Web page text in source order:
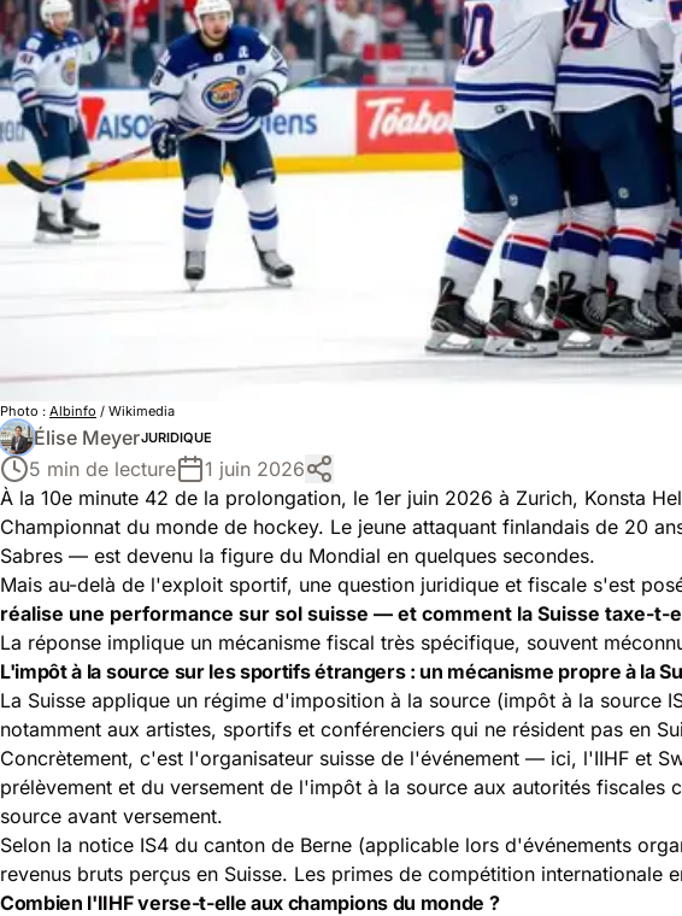
Photo : Albinfo / Wikimedia
Élise MeyerJURIDIQUE
5 min de lecture
1 juin 2026
À la 10e minute 42 de la prolongation, le 1er juin 2026 à Zurich, Konsta
Championnat du monde de hockey. Le jeune attaquant finlandais de 20
Sabres — est devenu la figure du Mondial en quelques secondes.
Mais au-delà de l'exploit sportif, une question juridique et fiscale s'est
réalise une performance sur sol suisse — et comment la Suisse taxe-t-
La réponse implique un mécanisme fiscal très spécifique, souvent
L'impôt à la source sur les sportifs étrangers : un mécanisme propre à la
La Suisse applique un régime d'imposition à la source (impôt à la source
notamment aux artistes, sportifs et conférenciers qui ne résident pas en
Concrètement, c'est l'organisateur suisse de l'événement — ici, l'IIHF et
prélèvement et du versement de l'impôt à la source aux autorités
source avant versement.
Selon la notice IS4 du canton de Berne (applicable lors d'événements
revenus bruts perçus en Suisse. Les primes de compétition internationale
Combien l'IIHF verse-t-elle aux champions du monde ?